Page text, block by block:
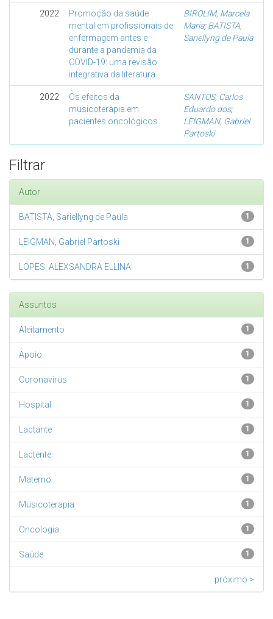
2022
Promoção da saúde
mental em profissionais de
enfermagem antes e
durante a pandemia da
COVID-19: uma revisão
integrativa da literatura
BIROLIM, Marcela
Maria;BATISTA,
Sariellyng de Paula
2022
Os efeitos da
musicoterapia em
pacientes oncológicos
SANTOS, Carlos
Eduardo dos;
LEIGMAN, Gabriel
Partoski
Filtrar
Autor
1
BATISTA, Sariellyng de Paula
1
LEIGMAN, Gabriel Partoski
1
LOPES, ALEXSANDRA ELLINA
Assuntos
1
Aleitamento
1
Apoio
1
Coronavírus
1
Hospital
1
Lactante
1
Lactente
1
Materno
1
Musicoterapia
1
Oncologia
1
Saúde
próximo >